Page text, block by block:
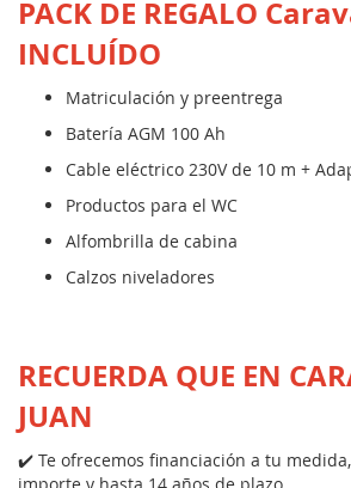
PACK DE REGALO
INCLUÍDO
Matriculación y preentrega
Batería AGM 100 Ah
Cable eléctrico 230V de 10 m +
Productos para el WC
Alfombrilla de cabina
Calzos niveladores
RECUERDA QUE EN
JUAN
✔️ Te ofrecemos financiación a tu